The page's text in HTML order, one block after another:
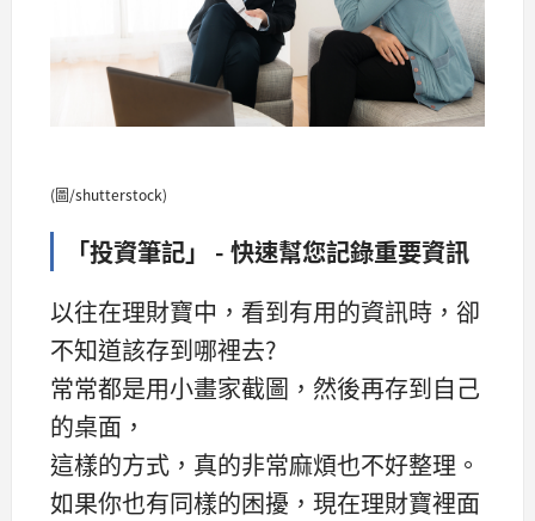
(圖/shutterstock)
「投資筆記」 - 快速幫您記錄重要資訊
以往在理財寶中，看到有用的資訊時，卻
不知道該存到哪裡去?
常常都是用小畫家截圖，然後再存到自己
的桌面，
這樣的方式，真的非常麻煩也不好整理。
如果你也有同樣的困擾，現在理財寶裡面